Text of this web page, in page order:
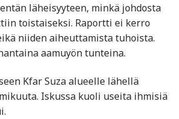
läheisyyteen, minkä johdosta
toistaiseksi. Raportti ei kerro
niiden aiheuttamista tuhoista.
aamuyön tunteina.
Kfar Suza alueelle lähellä
Iskussa kuoli useita ihmisiä